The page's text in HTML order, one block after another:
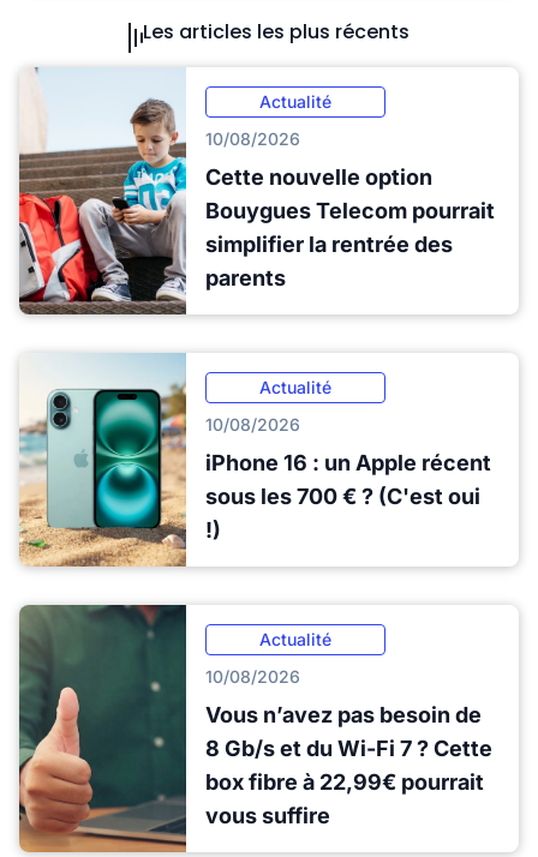
Les articles les plus récents
Actualité
10/08/2026
Cette nouvelle option
Bouygues Telecom pourrait
simplifier la rentrée des
parents
Actualité
10/08/2026
iPhone 16 : un Apple récent
sous les 700 € ? (C'est oui
!)
Actualité
10/08/2026
Vous n’avez pas besoin de
8 Gb/s et du Wi-Fi 7 ? Cette
box fibre à 22,99€ pourrait
vous suffire